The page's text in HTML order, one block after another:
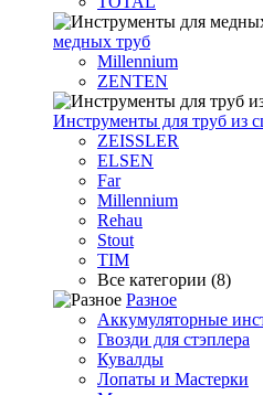
медных труб
Millennium
ZENTEN
Инструменты для труб из
ZEISSLER
ELSEN
Far
Millennium
Rehau
Stout
TIM
Все категории (8)
Разное
Аккумуляторные
Гвозди для стэплера
Кувалды
Лопаты и Мастерки